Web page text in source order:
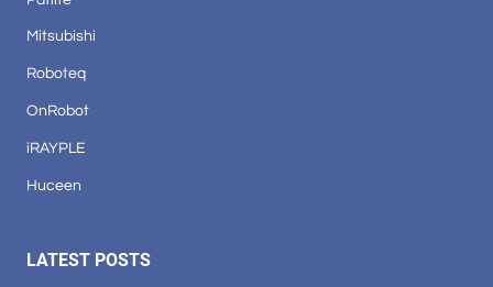
Mitsubishi
Roboteq
OnRobot
iRAYPLE
Huceen
LATEST POSTS